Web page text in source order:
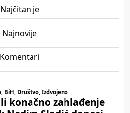
Najčitanije
Najnovije
Komentari